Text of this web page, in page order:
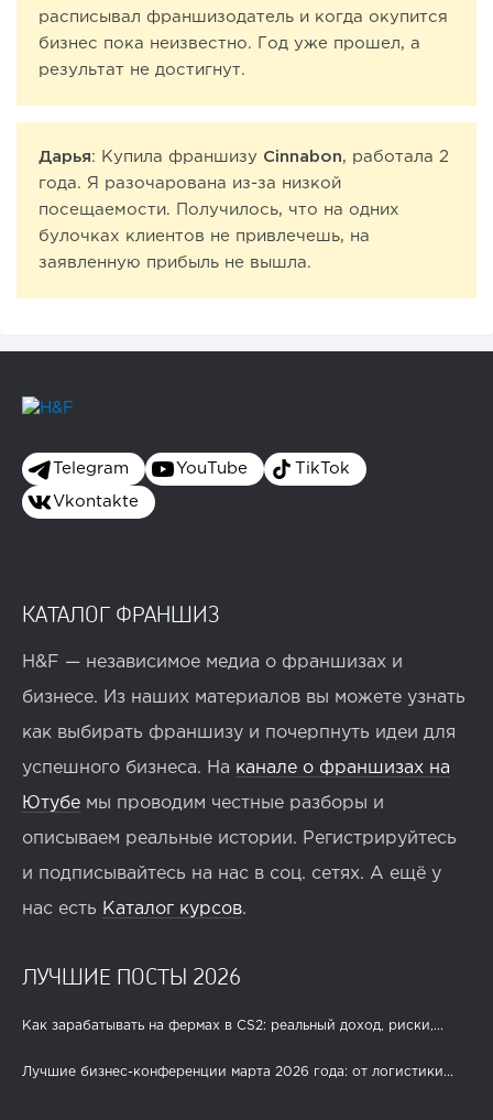
расписывал франшизодатель и когда окупится
бизнес пока неизвестно. Год уже прошел, а
результат не достигнут.
Дарья: Купила франшизу Cinnabon, работала 2
года. Я разочарована из-за низкой
посещаемости. Получилось, что на одних
булочках клиентов не привлечешь, на
заявленную прибыль не вышла.
Telegram YouTube TikTok
Vkontakte
КАТАЛОГ ФРАНШИЗ
H&F — независимое медиа о франшизах и
бизнесе. Из наших материалов вы можете узнать
как выбирать франшизу и почерпнуть идеи для
успешного бизнеса. На канале о франшизах на
Ютубе мы проводим честные разборы и
описываем реальные истории. Регистрируйтесь
и подписывайтесь на нас в соц. сетях. А ещё у
нас есть Каталог курсов.
ЛУЧШИЕ ПОСТЫ 2026
Как зарабатывать на фермах в CS2: реальный доход, риски,...
Лучшие бизнес-конференции марта 2026 года: от логистики...